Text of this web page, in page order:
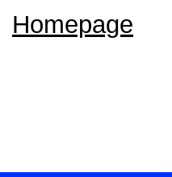
Homepage